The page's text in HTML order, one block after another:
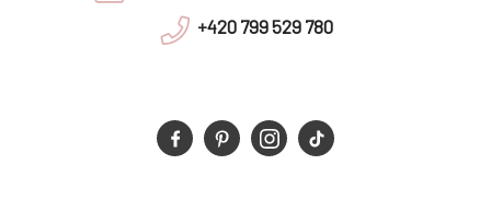
+420 799 529 780